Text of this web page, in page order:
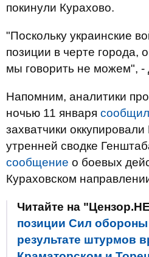
покинули Курахово.
"Поскольку украинские
позиции в черте города,
мы говорить не можем", -
Напомним, аналитики
ночью 11 января
захватчики
утренней сводке
сообщение о боевых
Кураховском
Читайте на
позиции Сил
результате штурмов